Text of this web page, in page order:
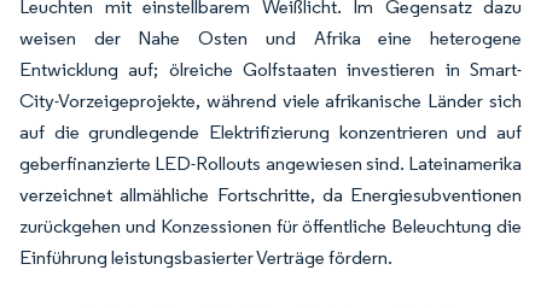
Leuchten mit einstellbarem Weißlicht. Im Gegensatz dazu
weisen der Nahe Osten und Afrika eine heterogene
Entwicklung auf; ölreiche Golfstaaten investieren in Smart-
City-Vorzeigeprojekte, während viele afrikanische Länder sich
auf die grundlegende Elektrifizierung konzentrieren und auf
geberfinanzierte LED-Rollouts angewiesen sind. Lateinamerika
verzeichnet allmähliche Fortschritte, da Energiesubventionen
zurückgehen und Konzessionen für öffentliche Beleuchtung die
Einführung leistungsbasierter Verträge fördern.